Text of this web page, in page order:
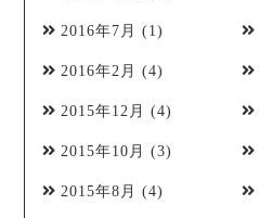
2016年7月 (1)
2016年2月 (4)
2015年12月 (4)
2015年10月 (3)
2015年8月 (4)